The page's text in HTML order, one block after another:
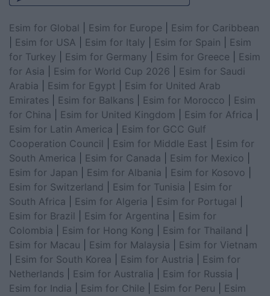
Esim for Global Esim for Europe
Esim for Caribbean
Esim for USA Esim for Italy Esim for Spain
Esim
for Turkey
Esim for Germany Esim for Greece
Esim
for Asia
Esim for World Cup 2026
Esim for Saudi
Arabia
Esim for Egypt
Esim for United Arab
Emirates
Esim for Balkans Esim for Morocco
Esim
for China
Esim for United Kingdom Esim for Africa
Esim for Latin America
Esim for GCC Gulf
Cooperation Council
Esim for Middle East
Esim for
South America
Esim for Canada Esim for Mexico
Esim for Japan
Esim for Albania Esim for Kosovo
Esim for Switzerland
Esim for Tunisia
Esim for
South Africa
Esim for Algeria Esim for Portugal
Esim for Brazil
Esim for Argentina
Esim for
Colombia
Esim for Hong Kong Esim for Thailand
Esim for Macau
Esim for Malaysia
Esim for Vietnam
Esim for South Korea Esim for Austria
Esim for
Netherlands
Esim for Australia Esim for Russia
Esim for India
Esim for Chile Esim for Peru
Esim